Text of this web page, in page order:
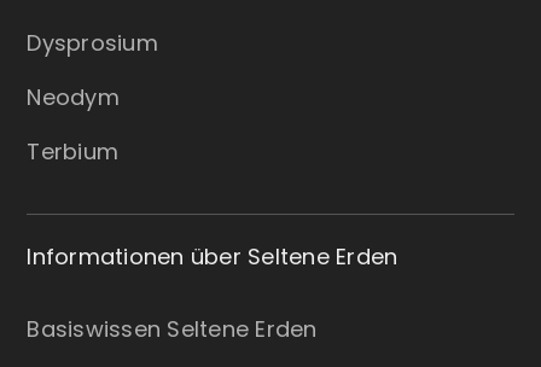
Dysprosium
Neodym
Terbium
Informationen über Seltene Erden
Basiswissen Seltene Erden